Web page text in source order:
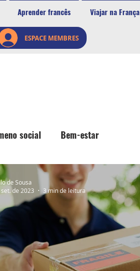
Aprender francês Viajar na França
ESPACE MEMBRES
social Bem-estar
de Sousa
de 2023
3 min de leitura